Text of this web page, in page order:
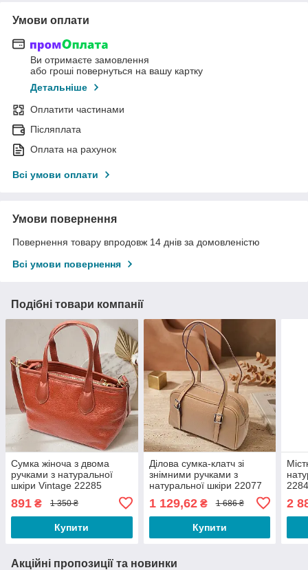
Умови оплати
Ви отримаєте замовлення
або гроші повернуться на вашу картку
Детальніше
Оплатити частинами
Післяплата
Оплата на рахунок
Всі умови оплати
Умови повернення
Повернення товару впродовж 14 днів за домовленістю
Всі умови повернення
Подібні товари компанії
Сумка жіноча з двома
ручками з натуральної
шкіри Vintage 22285
891 ₴ 1 350 ₴
Купити
Ділова сумка-клатч зі
знімними ручками з
натуральної шкіри 22077
1 129,62₴ 1 686 ₴
Купити
2
Акційні пропозиції та новинки